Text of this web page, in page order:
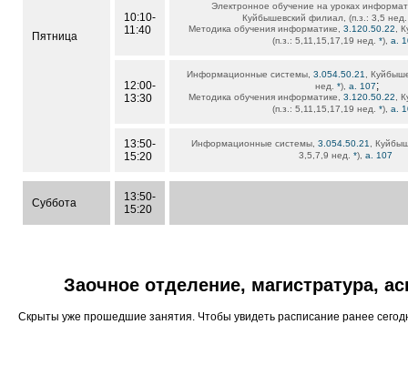
Пятница
10:10-
11:40
Электронное обучение на уроках
Куйбышевский филиал, (п.з.: 3,5
Методика обучения информатике,3.120.50.22
,
(п.з.: 5,11,15,17,19 нед.*),а.
12:00-
13:30
Информационные системы, 3.054.50.21
,
нед. *), а. 107;
Методика обучения информатике,3.120.50.22
,
(п.з.: 5,11,15,17,19 нед.*),а.
13:50-
15:20
Информационные системы,3.054.50.21
,
3,5,7,9 нед. *), а. 107
Суббота
13:50-
15:20
Заочное отделение, магистратура,
Скрыты уже прошедшие занятия. Чтобы увидеть расписание ранее